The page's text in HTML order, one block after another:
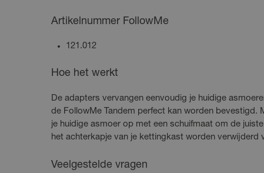
Artikelnummer FollowMe
121.012
Hoe het werkt
De adapters vervangen eenvoudig je huidige
de FollowMe Tandem perfect kan worden bevestigd.
je huidige asmoer op met een schuifmaat om de
het achterkapje van je kettingkast worden verwijderd
Veelgestelde vragen